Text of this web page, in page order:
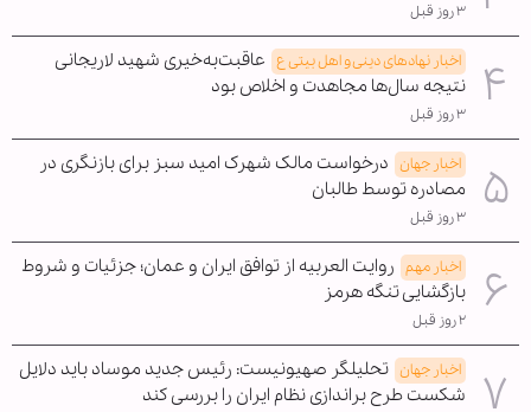
۳ روز قبل
اخبار نهادهای دینی و اهل بیتی ع عاقبت‌به‌خیری شهید لاریجانی
نتیجه سال‌ها مجاهدت و اخلاص بود
۳ روز قبل
اخبار جهان درخواست مالک شهرک امید سبز برای بازنگری در
مصادره توسط طالبان
۳ روز قبل
اخبار مهم روایت العربیه از توافق ایران و عمان؛ جزئیات و شروط
بازگشایی تنگه هرمز
۲ روز قبل
اخبار جهان تحلیلگر صهیونیست: رئیس جدید موساد باید دلایل
شکست طرح براندازی نظام ایران را بررسی کند